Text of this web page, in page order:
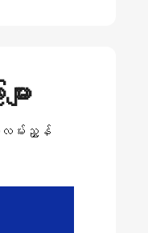
ား
းသို့လမ်းညွှန်